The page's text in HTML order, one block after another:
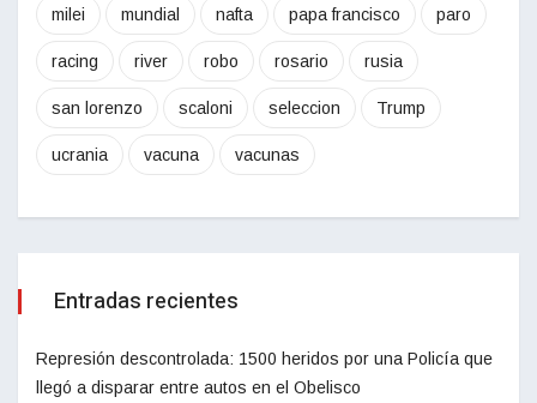
milei mundial nafta papa francisco paro
racing river robo rosario rusia
san lorenzo scaloni seleccion Trump
ucrania vacuna vacunas
Entradas recientes
Represión descontrolada: 1500 heridos por una Policía que
llegó a disparar entre autos en el Obelisco